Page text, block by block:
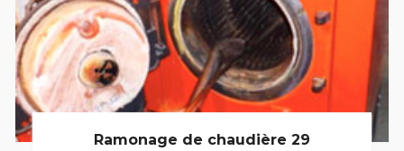
Ramonage de chaudière 29